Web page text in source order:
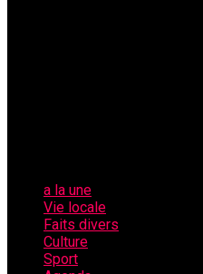
a la une
Vie locale
Faits divers
Culture
Sport